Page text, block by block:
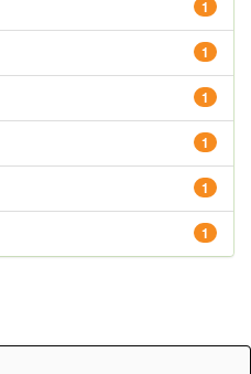
1
1
1
1
1
1